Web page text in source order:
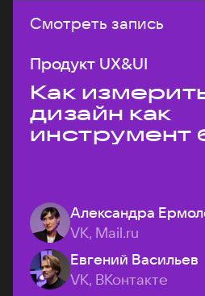
Смотреть запись
Продукт UX&UI
Как
дизайн как
инструмент
Александра
VK, Mail.ru
Евгений Васильев
VK, ВКонтакте